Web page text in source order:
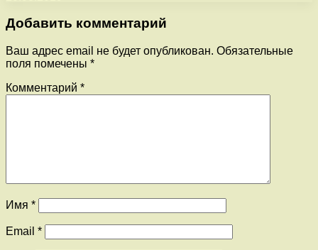
Добавить комментарий
Ваш адрес email не будет опубликован. Обязательные
поля помечены *
Комментарий *
Имя *
Email *